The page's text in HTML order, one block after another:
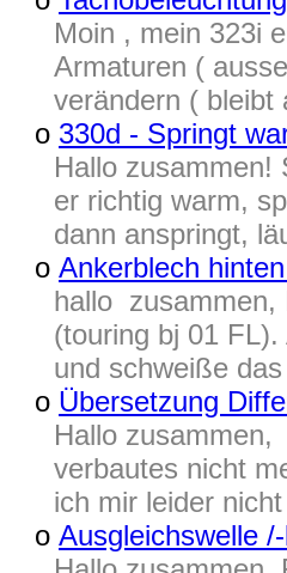
Moin , mein 323i
Armaturen (
verändern ( bleibt
o 330d - Springt
Hallo zusammen!
er richtig warm,
dann anspringt,
o Ankerblech
hallo zusammen,
(touring bj 01
und schweiße
o Übersetzung
Hallo zusammen,
verbautes nicht
ich mir leider
o Ausgleichswelle